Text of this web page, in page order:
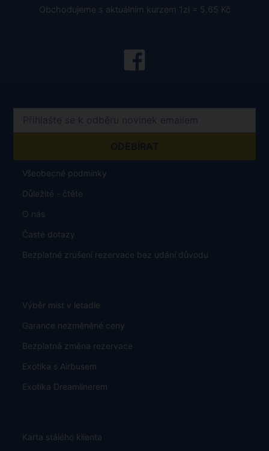
Obchodujeme s aktuálním kurzem 1zł = 5.65 Kč
Všeobecné podmínky
Důležité - čtěte
O nás
Časté dotazy
Bezplatné zrušení rezervace bez udání důvodu
Výběr míst v letadle
Garance nezměněné ceny
Bezplatná změna rezervace
Exotika s Airbusem
Exotika Dreamlinerem
Karta stálého klienta